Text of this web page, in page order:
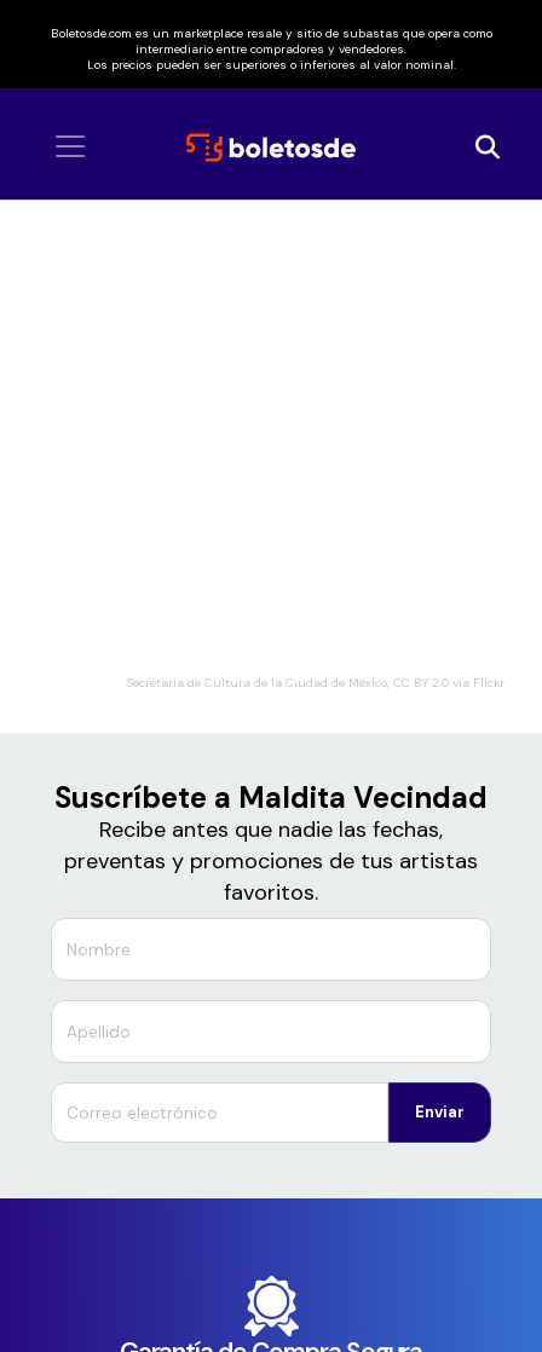
Boletosde.com es un marketplace resale y sitio de subastas que opera como
intermediario entre compradores y vendedores.
Los precios pueden ser superiores o inferiores al valor nominal.
Secretaría de Cultura de la Ciudad de México, CC BY 2.0 vía Flickr
Suscríbete a Maldita Vecindad
Recibe antes que nadie las fechas,
preventas y promociones de tus artistas
favoritos.
Enviar